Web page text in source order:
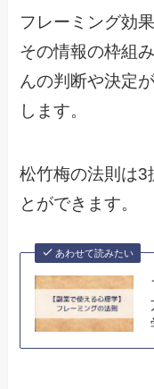
フレーミング効
その情報の枠組
んの判断や決定
します。
松竹梅の法則は3
とができます。
あわせて読みたい